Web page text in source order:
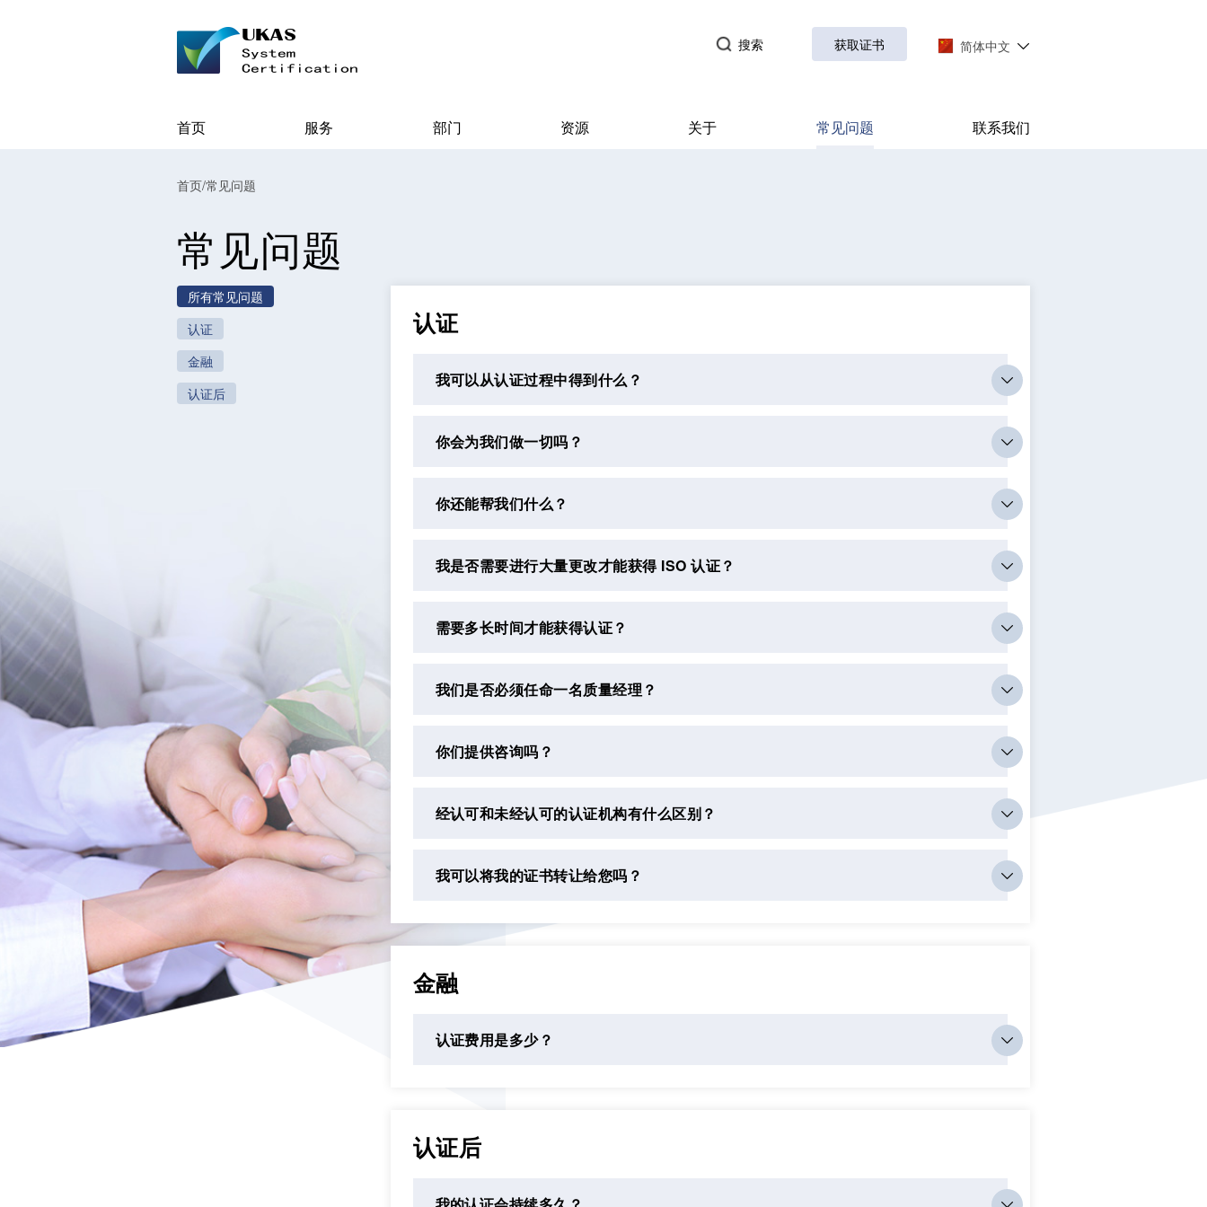
搜索 获取证书 简体中文
首页 服务 部门 资源 关于 常见问题 联系我们
首页/常见问题
常见问题
所有常见问题
认证
金融
认证后
认证
我可以从认证过程中得到什么？
你会为我们做一切吗？
你还能帮我们什么？
我是否需要进行大量更改才能获得 ISO 认证？
需要多长时间才能获得认证？
我们是否必须任命一名质量经理？
你们提供咨询吗？
经认可和未经认可的认证机构有什么区别？
我可以将我的证书转让给您吗？
金融
认证费用是多少？
认证后